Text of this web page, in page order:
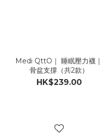
Medi QttO｜ 睡眠壓力襪｜
骨盆支撐（共2款）
HK$239.00